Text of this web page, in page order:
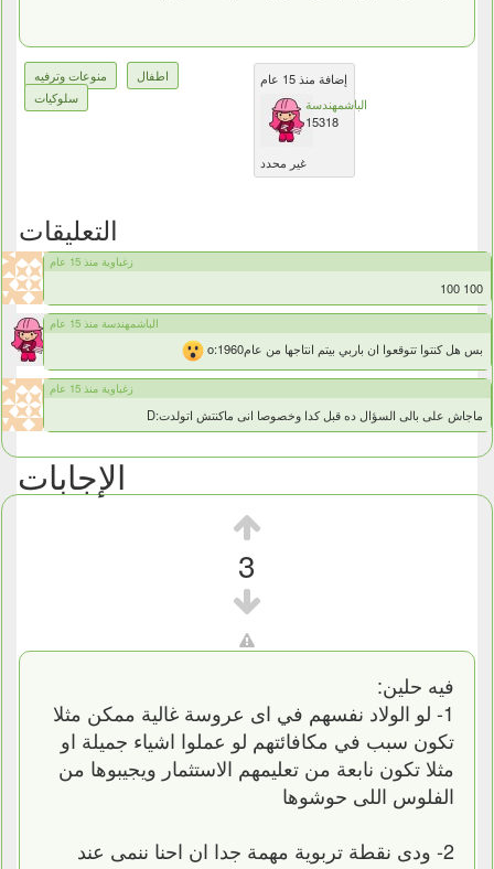
اطفال
منوعات وترفيه
سلوكيات
إضافة منذ 15 عام
الباشمهندسة
15318
غير محدد
التعليقات
زغباوية منذ 15 عام
100 100
الباشمهندسة منذ 15 عام
بس هل كنتوا تتوقعوا ان باربي بيتم انتاجها من عام1960:o
زغباوية منذ 15 عام
ماجاش على بالى السؤال ده قبل كدا وخصوصا انى ماكنتش اتولدت:D
الإجابات
3
فيه حلين:
1- لو الولاد نفسهم في اى عروسة غالية ممكن مثلا
تكون سبب في مكافائتهم لو عملوا اشياء جميلة او
مثلا تكون نابعة من تعليمهم الاستثمار ويجيبوها من
الفلوس اللى حوشوها
2- ودى نقطة تربوية مهمة جدا ان احنا ننمى عند